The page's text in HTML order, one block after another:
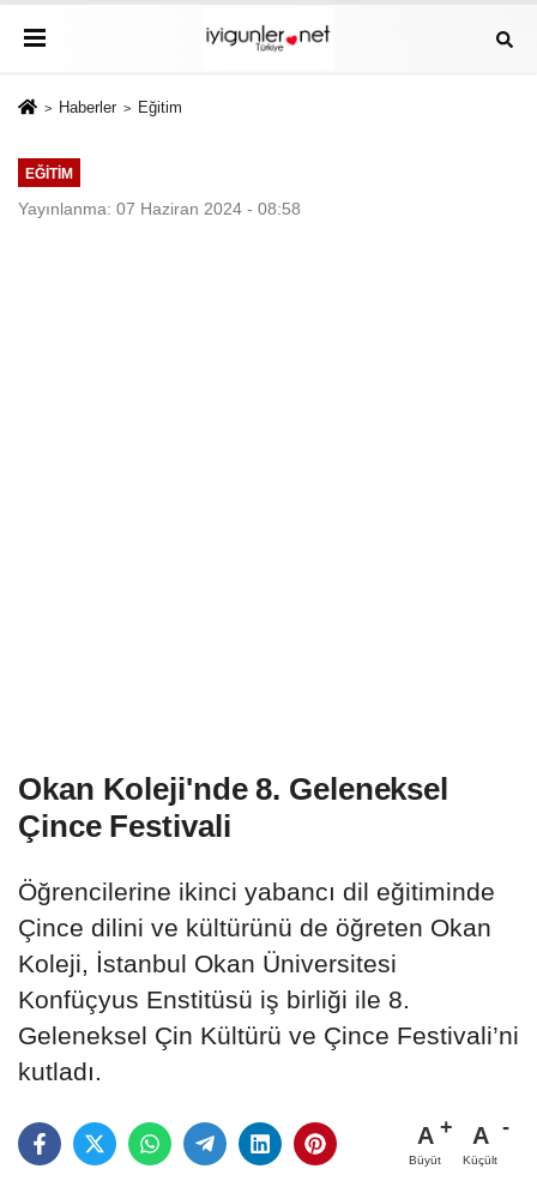
Haberler Eğitim
EĞITIM
Yayınlanma: 07 Haziran 2024 - 08:58
Okan Koleji'nde 8. Geleneksel
Çince Festivali
Öğrencilerine ikinci yabancı dil eğitiminde
Çince dilini ve kültürünü de öğreten Okan
Koleji, İstanbul Okan Üniversitesi
Konfüçyus Enstitüsü iş birliği ile 8.
Geleneksel Çin Kültürü ve Çince Festivali’ni
kutladı.
A
Büyüt
A
Küçült